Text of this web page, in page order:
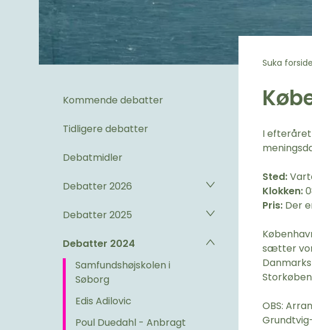
Kommende debatter
Tidligere debatter
Debatmidler
Debatter 2026
Debatter 2025
Debatter 2024
Samfundshøjskolen i
Søborg
Edis Adilovic
Poul Duedahl - Anbragt
Suka forside
I
Sted:
Klokken:
Pris:Der
sætter vor
OBS: